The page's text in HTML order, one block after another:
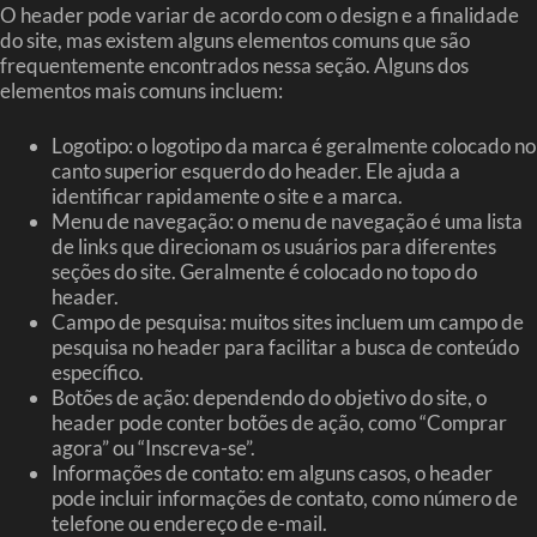
O header pode variar de acordo com o design e a finalidade
do site, mas existem alguns elementos comuns que são
frequentemente encontrados nessa seção. Alguns dos
elementos mais comuns incluem:
Logotipo: o logotipo da marca é geralmente colocado no
canto superior esquerdo do header. Ele ajuda a
identificar rapidamente o site e a marca.
Menu de navegação: o menu de navegação é uma lista
de links que direcionam os usuários para diferentes
seções do site. Geralmente é colocado no topo do
header.
Campo de pesquisa: muitos sites incluem um campo de
pesquisa no header para facilitar a busca de conteúdo
específico.
Botões de ação: dependendo do objetivo do site, o
header pode conter botões de ação, como “Comprar
agora” ou “Inscreva-se”.
Informações de contato: em alguns casos, o header
pode incluir informações de contato, como número de
telefone ou endereço de e-mail.